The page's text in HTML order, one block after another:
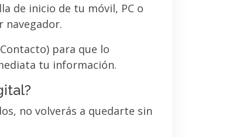
de inicio de tu móvil, PC o
navegador.
para que lo
tu información.
no volverás a quedarte sin